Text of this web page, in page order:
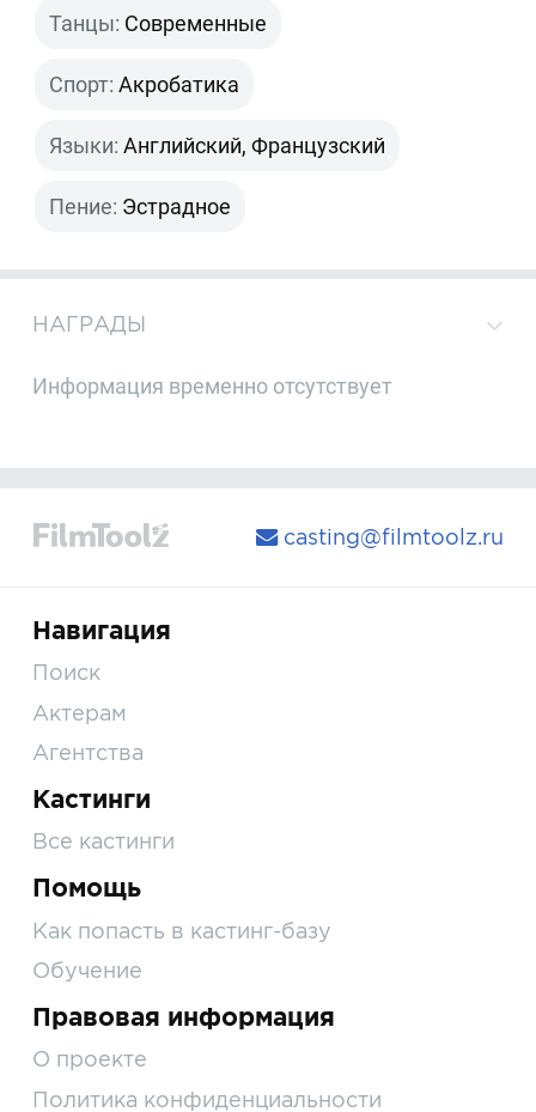
Танцы: Современные
Спорт: Акробатика
Языки: Английский, Французский
Пение: Эстрадное
НАГРАДЫ
Информация временно отсутствует
casting@filmtoolz.ru
Навигация
Поиск
Актерам
Агентства
Кастинги
Все кастинги
Помощь
Как попасть в кастинг-базу
Обучение
Правовая информация
О проекте
Политика конфиденциальности